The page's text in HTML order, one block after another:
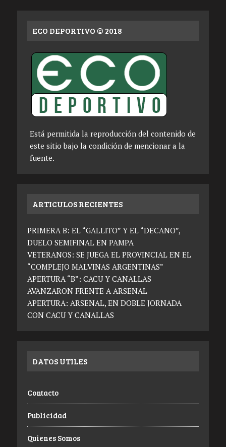
ECO DEPORTIVO © 2018
Está permitida la reproducción del contenido de
este sitio bajo la condición de mencionar a la
fuente.
ARTICULOS RECIENTES
PRIMERA B: EL “GALLITO” Y EL “DECANO”,
DUELO SEMIFINAL EN PAMPA
VETERANOS: SE JUEGA EL PROVINCIAL EN EL
“COMPLEJO MALVINAS ARGENTINAS”
APERTURA “B”: CACU Y CANALLAS
AVANZARON FRENTE A ARSENAL
APERTURA: ARSENAL, EN DOBLE JORNADA
CON CACU Y CANALLAS
DATOS UTILES
Contacto
Publicidad
Quienes Somos